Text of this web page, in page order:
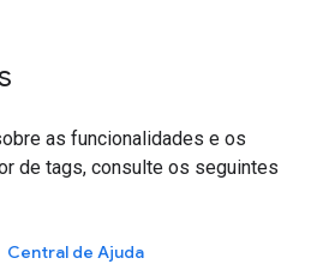
as funcionalidades e os
de tags, consulte os seguintes
Central de Ajuda